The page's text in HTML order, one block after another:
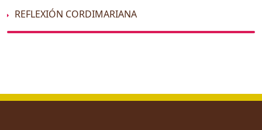
REFLEXIÓN CORDIMARIANA